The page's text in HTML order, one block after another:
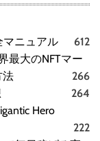
マニュアル
612
最大のNFTマー
法
266
264
Hero
222